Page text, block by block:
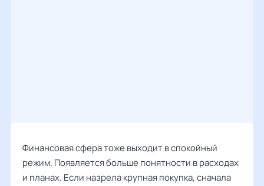
Финансовая сфера тоже выходит в спокойный
режим. Появляется больше понятности в расходах
и планах. Если назрела крупная покупка, сначала